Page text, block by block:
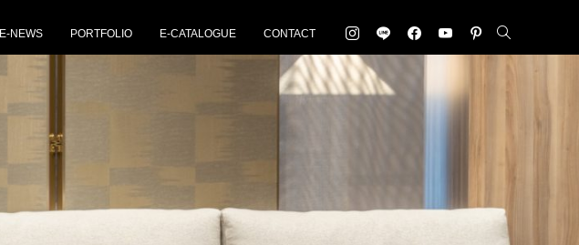
E-NEWS PORTFOLIO E-CATALOGUE CONTACT